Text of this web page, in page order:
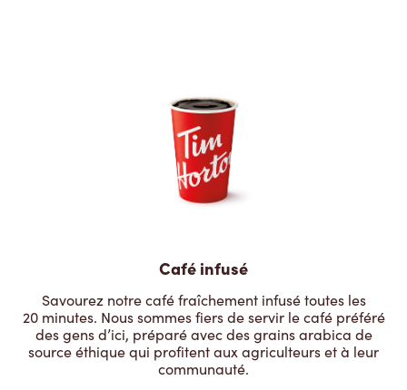
Café infusé
Savourez notre café fraîchement infusé toutes les
20 minutes. Nous sommes fiers de servir le café préféré
des gens d’ici, préparé avec des grains arabica de
source éthique qui profitent aux agriculteurs et à leur
communauté.